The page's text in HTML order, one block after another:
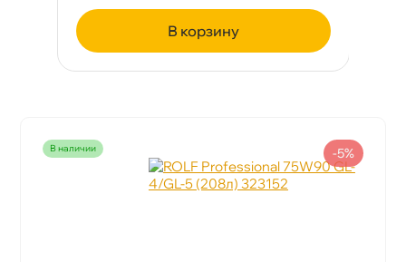
корзину
наличии -5%